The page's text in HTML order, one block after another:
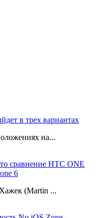
в трех вариантах
на...
сравнение HTC ONE
6
(Martin ...